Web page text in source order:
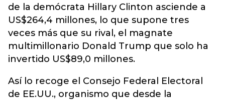
de la demócrata Hillary Clinton asciende a
US$264,4 millones, lo que supone tres
veces más que su rival, el magnate
multimillonario Donald Trump que solo ha
invertido US$89,0 millones.
Así lo recoge el Consejo Federal Electoral
de EE.UU., organismo que desde la